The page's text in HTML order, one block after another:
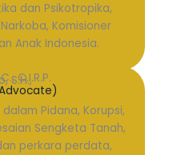
dan Psikotropika,
Komisioner
Anak Indonesia.
S.H.,
C.I.R.P.
Pidana, Korupsi,
Sengketa Tanah,
perkara perdata,